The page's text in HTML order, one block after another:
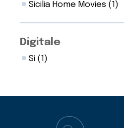
Sicilia Home Movies (1)
Digitale
Si (1)